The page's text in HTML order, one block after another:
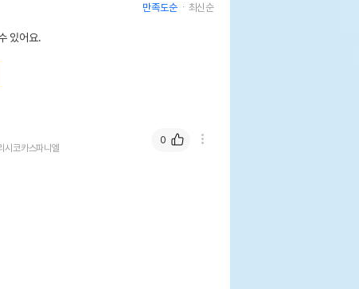
만족도순 최신순
있어요.
시코카스파니엘
0